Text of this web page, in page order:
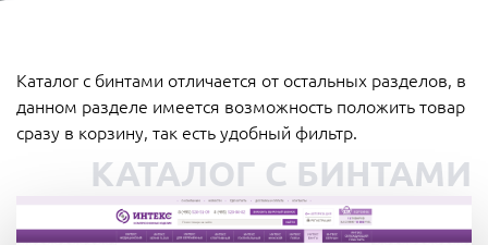
Каталог с бинтами отличается от остальных разделов, в
данном разделе имеется возможность положить товар
сразу в корзину, так есть удобный фильтр.
КАТАЛОГ С БИНТАМИ